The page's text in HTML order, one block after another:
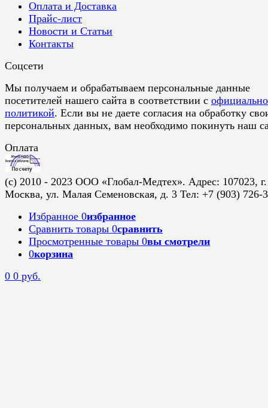
Оплата и Доставка
Прайс-лист
Новости и Статьи
Контакты
Соцсети
Мы получаем и обрабатываем персональные данные
посетителей нашего сайта в соответствии с
политикой. Если вы не даете согласия на обработку
персональных данных, вам необходимо покинуть наш
Оплата
(c) 2010 - 2023 ООО «Глобал-Медтех». Адрес: 107023, г.
Москва, ул. Малая Семеновская, д. 3 Тел: +7 (903) 726-
Избранное 0избранное
Сравнить товары 0сравнить
Просмотренные товары 0вы смотрели
0корзина
0 0 руб.